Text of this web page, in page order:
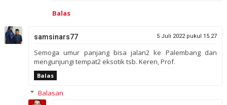
Balas
samsinars77 5 Juli 2022 pukul 15.27
Semoga umur panjang bisa jalan2 ke Palembang dan
mengunjungi tempat2 eksotik tsb. Keren, Prof.
Balas
Balasan